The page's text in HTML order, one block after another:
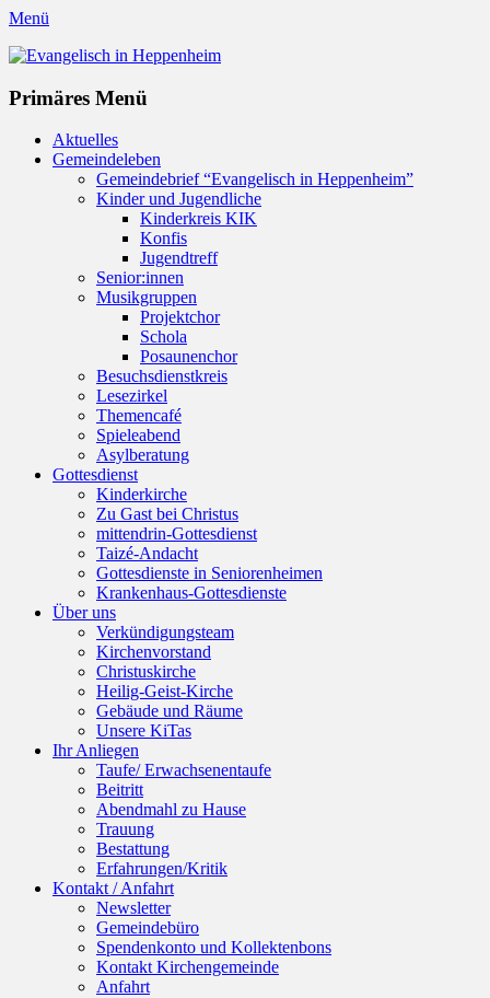
Menü
Evangelisch in Heppenheim
Primäres Menü
Zum
Inhalt
Aktuelles
Gemeindeleben
Gemeindebrief “Evangelisch in Heppenheim”
Kinder und Jugendliche
Kinderkreis KIK
Konfis
Jugendtreff
Senior:innen
Musikgruppen
Projektchor
Schola
Posaunenchor
Besuchsdienstkreis
Lesezirkel
Themencafé
Spieleabend
Asylberatung
Gottesdienst
Kinderkirche
Zu Gast bei Christus
mittendrin-Gottesdienst
Taizé-Andacht
Gottesdienste in Seniorenheimen
Krankenhaus-Gottesdienste
Über uns
Verkündigungsteam
Kirchenvorstand
Christuskirche
Heilig-Geist-Kirche
Gebäude und Räume
Unsere KiTas
Ihr Anliegen
Taufe/ Erwachsenentaufe
Beitritt
Abendmahl zu Hause
Trauung
Bestattung
Erfahrungen/Kritik
Kontakt / Anfahrt
Newsletter
Gemeindebüro
Spendenkonto und Kollektenbons
Kontakt Kirchengemeinde
Anfahrt